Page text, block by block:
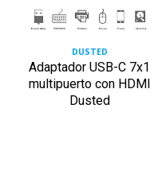
DUSTED
Adaptador USB-C 7x1
multipuerto con HDMI
Dusted